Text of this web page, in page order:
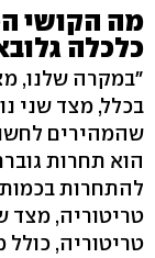
מה הקושי
כלכלה
"במקרה שלנו,
בכלל, מצד שני
שהמהירים
הוא תחרות
להתחרות
טריטוריה, מצד
טריטוריה, כולל